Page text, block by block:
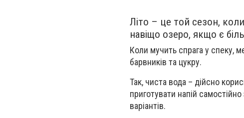
Літо – це той сезон,
навіщо озеро, якщо є
Коли мучить спрага у спеку,
барвників та цукру.
Так, чиста вода – дійсно
приготувати напій
варіантів.